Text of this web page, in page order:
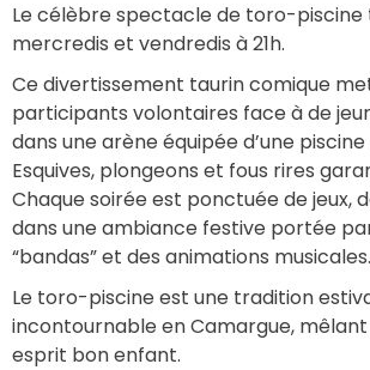
Le célèbre spectacle de toro-piscine
mercredis et vendredis à 21h.
Ce divertissement taurin comique
participants volontaires face à de
dans une arène équipée d’une
Esquives, plongeons et fous rires
Chaque soirée est ponctuée de jeux,
dans une ambiance festive portée
“bandas” et des animations musicales.
Le toro-piscine est une tradition
incontournable en Camargue,
esprit bon enfant.